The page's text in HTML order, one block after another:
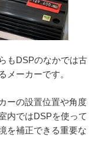
もDSPのなかでは古
メーカーです。
ーの設置位置や角度
内ではDSPを使って
を補正できる重要な